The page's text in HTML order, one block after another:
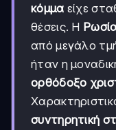
κόμμα είχε
θέσεις. Η
από μεγάλο
ήταν η
ορθόδοξο
συντηρητική